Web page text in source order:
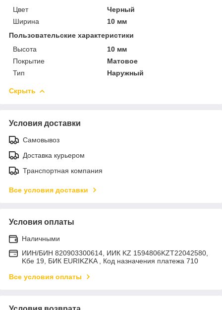
Цвет
Черный
Ширина
10 мм
Пользовательские характеристики
Высота
10 мм
Покрытие
Матовое
Тип
Наружный
Скрыть
Условия доставки
Самовывоз
Доставка курьером
Транспортная компания
Все условия доставки
Условия оплаты
Наличными
ИИН/БИН 820903300614, ИИК KZ 1594806KZT22042580,
Kбе 19, БИК EURIKZKA , Код назначения платежа 710
Все условия оплаты